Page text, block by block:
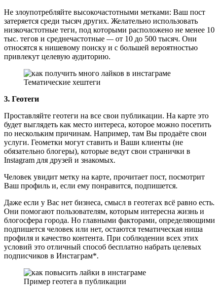
Не злоупотребляйте высокочастотными метками: Ваш пост
затеряется среди тысяч других. Желательно использовать
низкочастотные теги, под которыми расположено не менее 10
тыс. тегов и среднечастотные —от 10 до 500 тысяч. Они
относятся к нишевому поиску и с большей вероятностью
привлекут целевую аудиторию.
Тематические хештеги
3. Геотеги
Проставляйте геотеги на все свои публикации. На карте это
будет выглядеть как место интереса, которое можно посетить
по нескольким причинам. Например, там Вы продаёте свои
услуги. Геометки могут ставить и Ваши клиенты (не
обязательно блогеры), которые ведут свои странички в
Instagram для друзей и знакомых.
Человек увидит метку на карте, прочитает пост, посмотрит
Ваш профиль и, если ему понравится, подпишется.
Даже если у Вас нет бизнеса, смысл в геотегах всё равно есть.
Они помогают пользователям, которым интересна жизнь и
блогосфера города. Но главными факторами, определяющими
подпишется человек или нет, остаются тематическая ниша
профиля и качество контента. При соблюдении всех этих
условий это отличный способ бесплатно набрать целевых
подписчиков в Инстаграм*.
Пример геотега в публикации